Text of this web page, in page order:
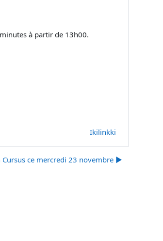
à partir de 13h00.
Ikilinkki
Cursus ce mercredi 23 novembre ▶︎